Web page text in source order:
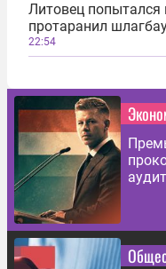
Литовец попытался
протаранил
22:54